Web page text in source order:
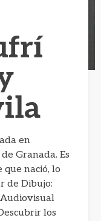
en
Granada. Es
nació, lo
de Dibujo:
los